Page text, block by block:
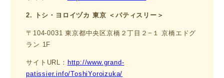
2. トシ・ヨロイヅカ 東京 ＜パティスリー＞
〒104-0031 東京都中央区京橋２丁目２−１ 京橋エドグ
ラン 1F
サイトURL： http://www.grand-
patissier.info/ToshiYoroizuka/